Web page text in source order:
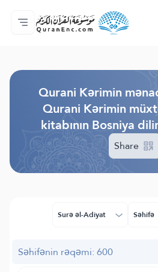
Ana səhifə
Tərcümənin mündəricatı
Audio
Tərtibatçıların xidməti -
Layihə haqqında
Bizimlə əlaqə saxla
Dil
Qurani Kərimin
Qurani Kərimin
kitabının Bosniya
Share
Surə əl-Adiyat Səhifə
Səhifənin rəqəmi: 600